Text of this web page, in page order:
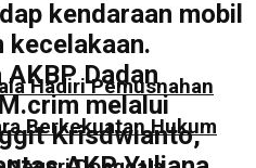
Hadiri Pemusnahan
Berkekuatan Hukum
kendaraan mobil
kecelakaan.
Dadan
melalui
Krisdwianto,